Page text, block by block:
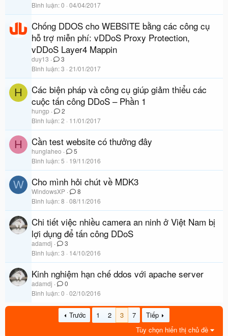
Bình luận 0 04/04/2017
Chống DDOS cho WEBSITE bằng các công cụ
hỗ trợ miễn phí: vDDoS Proxy Protection,
vDDoS Layer4 Mappin
duy13
3
Bình luận 3 21/01/2017
H
Các biện pháp và công cụ giúp giảm thiểu các
cuộc tấn công DDoS – Phần 1
hungp
2
Bình luận 2 11/01/2017
H Cần test website có thưởng đây
hunglaheo
5
Bình luận 5 19/11/2016
W Cho mình hỏi chút về MDK3
WindowsXP
8
Bình luận 8 08/11/2016
Chi tiết việc nhiều camera an ninh ở Việt Nam bị
lợi dụng để tấn công DDoS
adamdj
3
Bình luận 3 14/10/2016
Kinh nghiệm hạn chế ddos với apache server
adamdj
0
Bình luận 0 02/10/2016
Trước 1 2 3 7
Tiếp
Tùy chọn hiển thị chủ đề